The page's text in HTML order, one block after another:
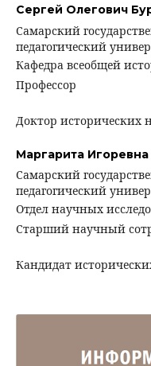
Сергей Олегович
Самарский
педагогический
Кафедра всеобщей
Профессор
Доктор исторических
Маргарита Игоревна
Самарский
педагогический
Отдел научных
Старший научный
Кандидат